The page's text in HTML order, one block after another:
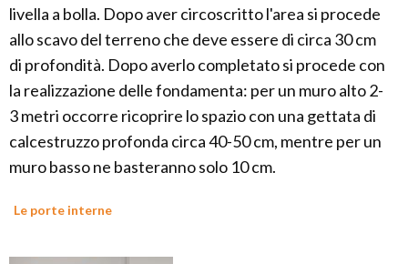
livella a bolla. Dopo aver circoscritto l'area si procede
allo scavo del terreno che deve essere di circa 30 cm
di profondità. Dopo averlo completato si procede con
la realizzazione delle fondamenta: per un muro alto 2-
3 metri occorre ricoprire lo spazio con una gettata di
calcestruzzo profonda circa 40-50 cm, mentre per un
muro basso ne basteranno solo 10 cm.
Le porte interne